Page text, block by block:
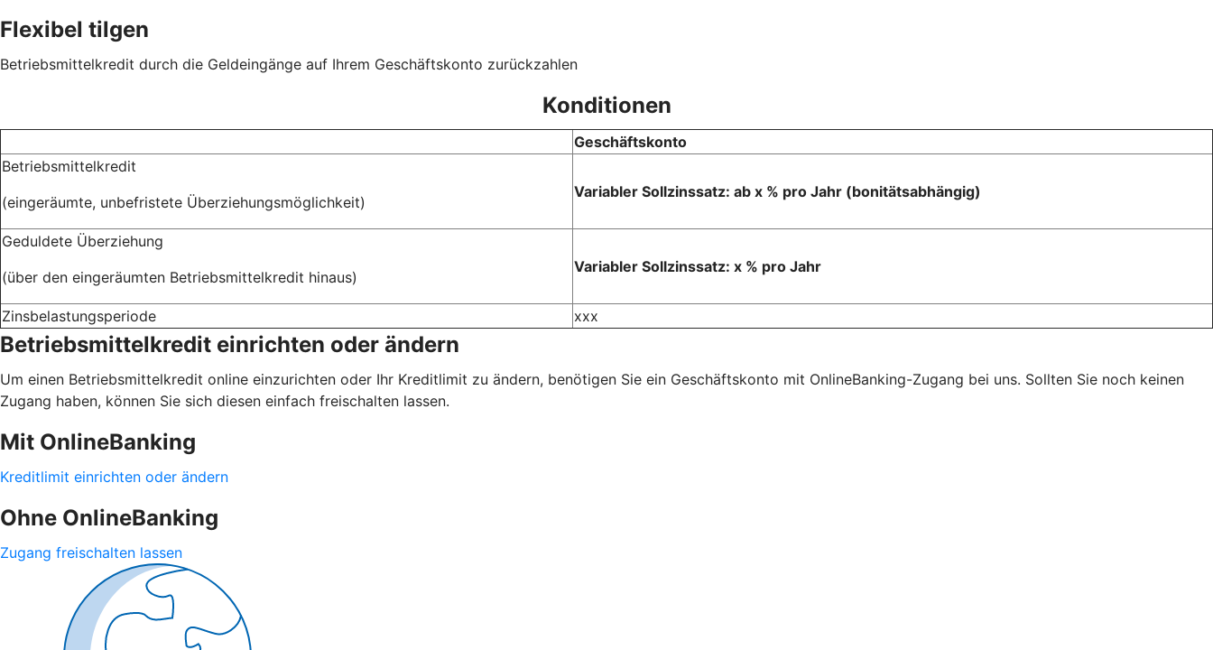
Flexibel tilgen
Betriebsmittelkredit durch die Geldeingänge auf Ihrem Geschäftskonto zurückzahlen
Konditionen
Geschäftskonto
Betriebsmittelkredit
(eingeräumte, unbefristete Überziehungsmöglichkeit)
Variabler Sollzinssatz: ab x % pro Jahr (bonitätsabhängig)
Geduldete Überziehung
(über den eingeräumten Betriebsmittelkredit hinaus)
Variabler Sollzinssatz: x % pro Jahr
Zinsbelastungsperiode xxx
Betriebsmittelkredit einrichten oder ändern
Um einen Betriebsmittelkredit online einzurichten oder Ihr Kreditlimit zu ändern, benötigen Sie ein Geschäftskonto mit OnlineBanking-Zugang bei uns. Sollten Sie noch keinen
Zugang haben, können Sie sich diesen einfach freischalten lassen.
Mit OnlineBanking
Kreditlimit einrichten oder ändern
Ohne OnlineBanking
Zugang freischalten lassen